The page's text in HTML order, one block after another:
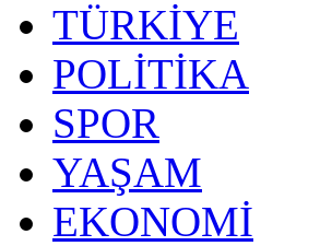
TÜRKİYE
POLİTİKA
SPOR
YAŞAM
EKONOMİ